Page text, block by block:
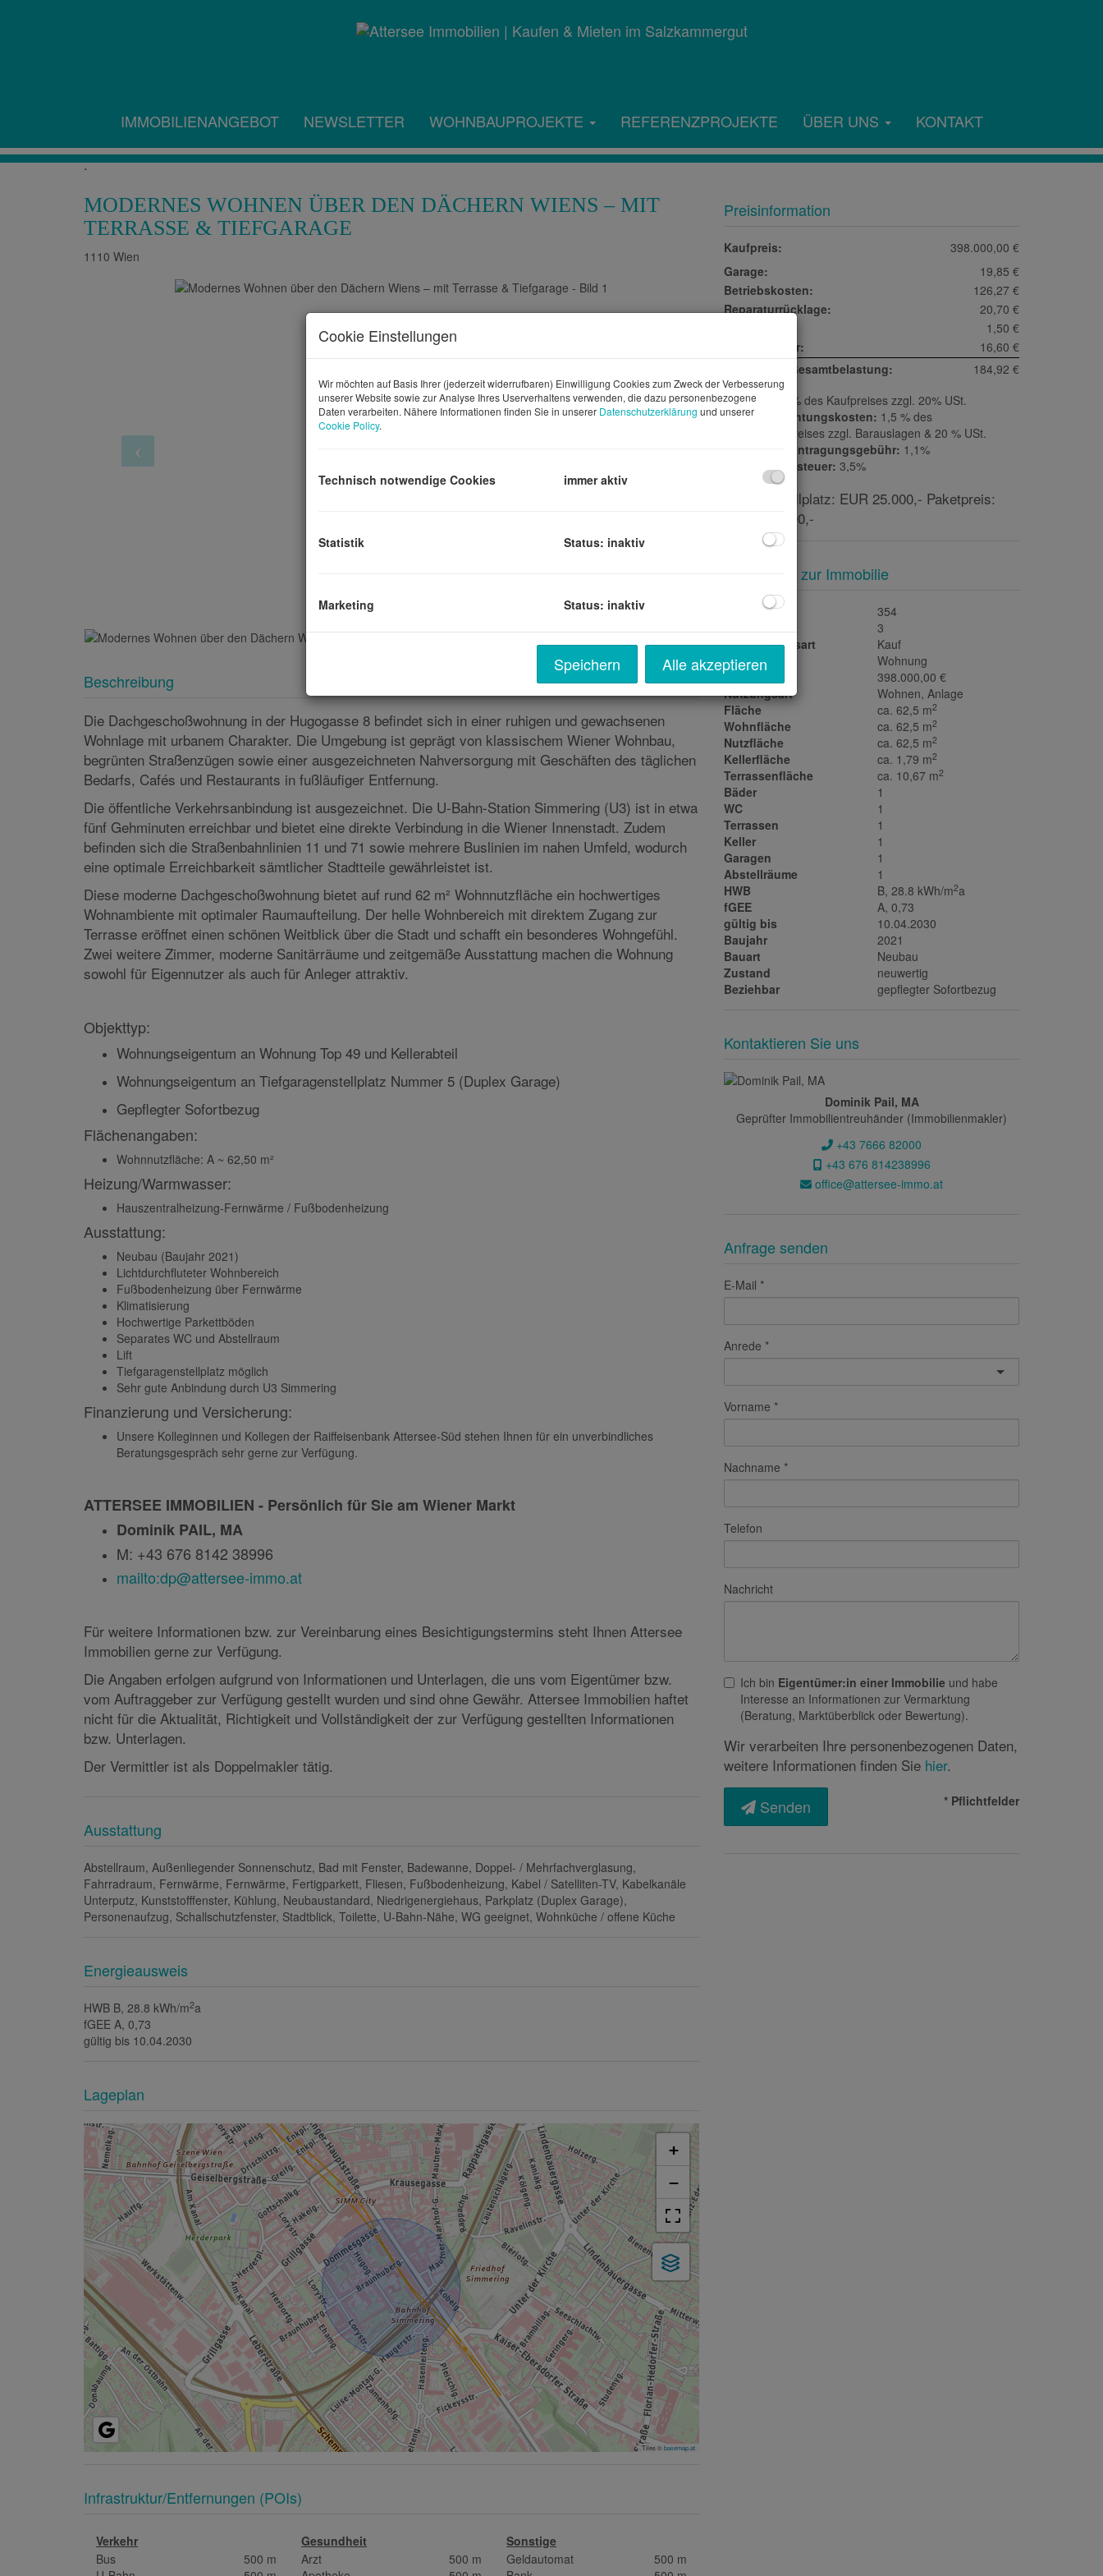
IMMOBILIENANGEBOT NEWSLETTER WOHNBAUPROJEKTE REFERENZPROJEKTE ÜBER UNS KONTAKT
.
MODERNES WOHNEN ÜBER DEN DÄCHERN WIENS – MIT
TERRASSE & TIEFGARAGE
1110 Wien
Terrasse
Beschreibung
Die Dachgeschoßwohnung in der Hugogasse 8 befindet sich in einer ruhigen und gewachsenen
Wohnlage mit urbanem Charakter. Die Umgebung ist geprägt von klassischem Wiener Wohnbau,
begrünten Straßenzügen sowie einer ausgezeichneten Nahversorgung mit Geschäften des täglichen
Bedarfs, Cafés und Restaurants in fußläufiger Entfernung.
Die öffentliche Verkehrsanbindung ist ausgezeichnet. Die U-Bahn-Station Simmering (U3) ist in etwa
fünf Gehminuten erreichbar und bietet eine direkte Verbindung in die Wiener Innenstadt. Zudem
befinden sich die Straßenbahnlinien 11 und 71 sowie mehrere Buslinien im nahen Umfeld, wodurch
eine optimale Erreichbarkeit sämtlicher Stadtteile gewährleistet ist.
Diese moderne Dachgeschoßwohnung bietet auf rund 62 m² Wohnnutzfläche ein hochwertiges
Wohnambiente mit optimaler Raumaufteilung. Der helle Wohnbereich mit direktem Zugang zur
Terrasse eröffnet einen schönen Weitblick über die Stadt und schafft ein besonderes Wohngefühl.
Objekttyp:
Wohnungseigentum an Wohnung Top 49 und Kellerabteil
Wohnungseigentum an Tiefgaragenstellplatz Nummer 5 (Duplex Garage)
Gepflegter Sofortbezug
Wohnnutzfläche: A ~ 62,50 m²
Heizung/Warmwasser:
Hauszentralheizung-Fernwärme / Fußbodenheizung
Ausstattung:
Neubau (Baujahr 2021)
Lichtdurchfluteter Wohnbereich
Fußbodenheizung über Fernwärme
Klimatisierung
Hochwertige Parkettböden
Separates WC und Abstellraum
Lift
Tiefgaragenstellplatz möglich
Sehr gute Anbindung durch U3 Simmering
Finanzierung und Versicherung:
ATTERSEE IMMOBILIEN - Persönlich für Sie am Wiener Markt
Dominik PAIL, MA
M: +43 676 8142 38996
Für weitere Informationen bzw. zur Vereinbarung eines Besichtigungstermins steht Ihnen Attersee
Immobilien gerne zur Verfügung.
Die Angaben erfolgen aufgrund von Informationen und Unterlagen, die uns vom Eigentümer bzw.
vom Auftraggeber zur Verfügung gestellt wurden und sind ohne Gewähr. Attersee Immobilien haftet
nicht für die Aktualität, Richtigkeit und Vollständigkeit der zur Verfügung gestellten Informationen
bzw. Unterlagen.
Ausstattung
Abstellraum Außenliegender Sonnenschutz Bad mit Fenster Badewanne Doppel- / Mehrfachverglasung
Fahrradraum Fernwärme Fernwärme Fertigparkett Fliesen Fußbodenheizung Kabel / Satelliten-TV Kabelkanäle
Energieausweis
HWB B, 28.8 kWh/m2
Lageplan
+
−
Infrastruktur/Entfernungen (POIs)
Preisinformation
Kaufpreis:
398.000,00 €
Garage:
19,85 €
Betriebskosten:
126,27 €
Reparaturrücklage:
20,70 €
1,50 €
Umsatzsteuer:
16,60 €
monatliche Gesamtbelastung:
184,92 €
Provision:
3% des Kaufpreises zzgl. 20% USt.
Vertragserrichtungskosten: 1,5 % des
Gesamtkaufpreises zzgl. Barauslagen & 20 % USt.
Grundbucheintragungsgebühr: 1,1%
Grunderwerbsteuer: 3,5%
Garagenstellplatz: EUR 25.000,- Paketpreis:
EUR 423.000,-
Basisdaten zur Immobilie
Objektnr.
354
Zimmer
3
Vermarktungsart
Kauf
Objektart
Wohnung
Kaufpreis
398.000,00 €
Nutzungsart
Wohnen Anlage
Fläche
ca. 62,5 m2
Wohnfläche ca. 62,5 m2
Nutzfläche ca. 62,5 m2
Kellerfläche ca. 1,79 m2
Terrassenfläche ca. 10,67 m2
Bäder
1
WC
1
Terrassen
1
Keller
1
Garagen
1
Abstellräume
1
HWB
B, 28.8 kWh/m2a
fGEE
A, 0,73
gültig bis
10.04.2030
Baujahr
2021
Bauart
Neubau
Zustand
neuwertig
Beziehbar
gepflegter Sofortbezug
Kontaktieren Sie uns
Dominik Pail, MA
Geprüfter Immobilientreuhänder (Immobilienmakler)
+43 7666 82000
+43 676 814238996
office@attersee-immo.at
Anfrage senden
E-Mail
Anrede
Vorname
Nachname
Telefon
Nachricht
Ich bin Eigentümer:in einer Immobilie und habe
Interesse an Informationen zur Vermarktung
(Beratung, Marktüberblick oder Bewertung).
Wir verarbeiten Ihre personenbezogenen Daten,
weitere Informationen finden Sie hier.
Senden * Pflichtfelder
Cookie Einstellungen
Wir möchten auf Basis Ihrer (jederzeit widerrufbaren) Einwilligung Cookies zum Zweck der Verbesserung
unserer Website sowie zur Analyse Ihres Userverhaltens verwenden, die dazu personenbezogene
Daten verarbeiten. Nähere Informationen finden Sie in unserer Datenschutzerklärung und unserer
Cookie Policy.
Technisch notwendige Cookies immer aktiv
Statistik Status: inaktiv
Marketing Status: inaktiv
Speichern Alle akzeptieren